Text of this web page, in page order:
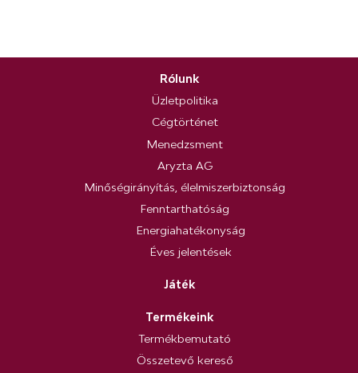
Rólunk
Üzletpolitika
Cégtörténet
Menedzsment
Aryzta AG
Minőségirányítás, élelmiszerbiztonság
Fenntarthatóság
Energiahatékonyság
Éves jelentések
Játék
Termékeink
Termékbemutató
Összetevő kereső